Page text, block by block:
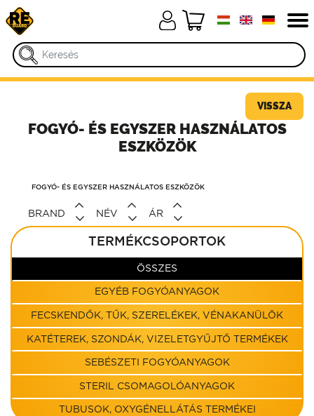
VISSZA
FOGYÓ- ÉS EGYSZER HASZNÁLATOS
ESZKÖZÖK
FOGYÓ- ÉS EGYSZER HASZNÁLATOS ESZKÖZÖK
BRAND NÉV ÁR
TERMÉKCSOPORTOK
ÖSSZES
EGYÉB FOGYÓANYAGOK
FECSKENDŐK, TŰK, SZERELÉKEK, VÉNAKANÜLÖK
KATÉTEREK, SZONDÁK, VIZELETGYŰJTŐ TERMÉKEK
SEBÉSZETI FOGYÓANYAGOK
STERIL CSOMAGOLÓANYAGOK
TUBUSOK, OXYGÉNELLÁTÁS TERMÉKEI